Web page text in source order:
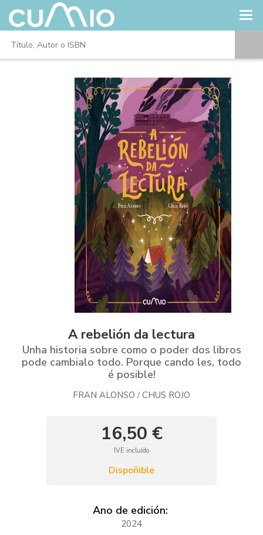
A rebelión da lectura
Unha historia sobre como o poder dos libros
pode cambialo todo. Porque cando les, todo
é posible!
FRAN ALONSO / CHUS ROJO
16,50 €
IVE incluído
Dispoñible
Ano de edición:
2024